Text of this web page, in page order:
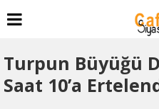
Turpun Büyüğü
Saat 10’a